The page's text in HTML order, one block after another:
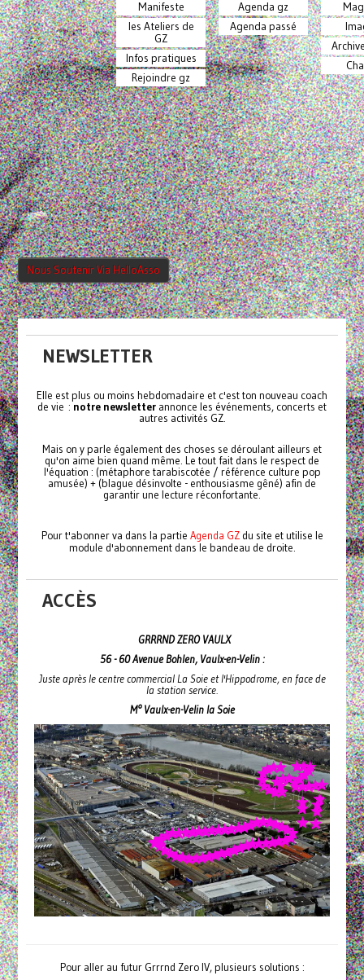
Manifeste
les Ateliers de
GZ
Infos pratiques
Rejoindre gz
Agenda gz
Agenda passé
Nous Soutenir Via HelloAsso
NEWSLETTER
Elle est plus ou moins hebdomadaire et c'est ton nouveau coach
de vie : notre newsletter annonce les événements, concerts et
autres activités GZ.
Mais on y parle également des choses se déroulant ailleurs et
qu'on aime bien quand même. Le tout fait dans le respect de
l'équation : (métaphore tarabiscotée / référence culture pop
amusée) + (blague désinvolte - enthousiasme gêné) afin de
garantir une lecture réconfortante.
Pour t'abonner va dans la partie Agenda GZdu site et utilise le
module d'abonnement dans le bandeau de droite.
ACCÈS
GRRRND ZERO VAULX
56 - 60 Avenue Bohlen, Vaulx-en-Velin :
Juste après le centre commercial La Soie et l'Hippodrome, en face de
la station service.
M° Vaulx-en-Velin la Soie
Pour aller au futur Grrrnd Zero IV, plusieurs solutions :